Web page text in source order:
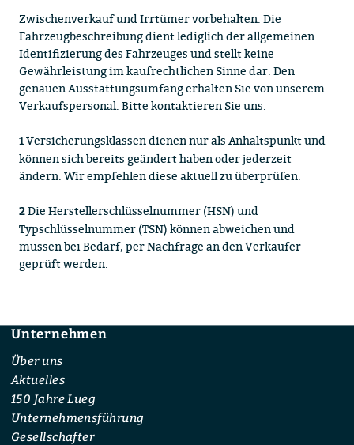
Zwischenverkauf und Irrtümer vorbehalten. Die
Fahrzeugbeschreibung dient lediglich der allgemeinen
Identifizierung des Fahrzeuges und stellt keine
Gewährleistung im kaufrechtlichen Sinne dar. Den
genauen Ausstattungsumfang erhalten Sie von unserem
Verkaufspersonal. Bitte kontaktieren Sie uns.
1Versicherungsklassen dienen nur als Anhaltspunkt und
können sich bereits geändert haben oder jederzeit
ändern. Wir empfehlen diese aktuell zu überprüfen.
2Die Herstellerschlüsselnummer (HSN) und
Typschlüsselnummer (TSN) können abweichen und
müssen bei Bedarf, per Nachfrage an den Verkäufer
geprüft werden.
Footer
Unternehmen
Über uns
Aktuelles
150 Jahre Lueg
Unternehmensführung
Gesellschafter